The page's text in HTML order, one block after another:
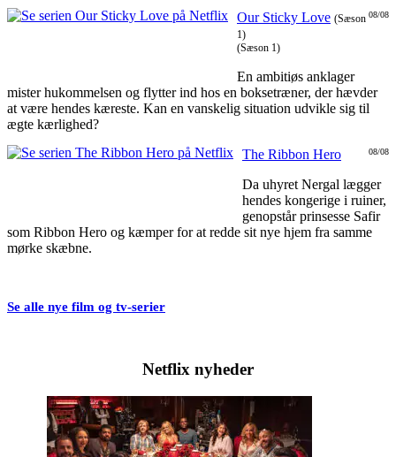
08/08
Our Sticky Love (Sæson
1)
(Sæson 1)
En ambitiøs anklager
mister hukommelsen og flytter ind hos en boksetræner, der hævder
at være hendes kæreste. Kan en vanskelig situation udvikle sig til
ægte kærlighed?
08/08
The Ribbon Hero
Da uhyret Nergal lægger
hendes kongerige i ruiner,
genopstår prinsesse Safir
som Ribbon Hero og kæmper for at redde sit nye hjem fra samme
mørke skæbne.
Se alle nye film og tv-serier
Netflix nyheder